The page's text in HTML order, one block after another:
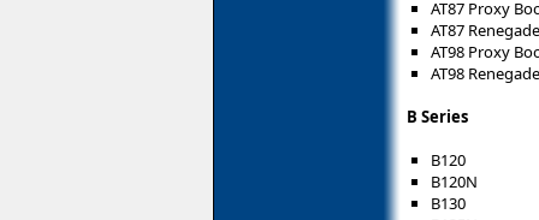
AT87 Proxy
AT87 Renegade
AT98 Proxy
AT98 Renegade
B Series
B120
B120N
B130